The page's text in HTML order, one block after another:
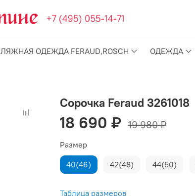
ОДЕЖДА FERAUD,ROSCH ОДЕЖДА
Сорочка Feraud 3261018
18 690 ₽ 19 980 ₽
Таблица размеров
Размер
40(46) 42(48) 44(50)